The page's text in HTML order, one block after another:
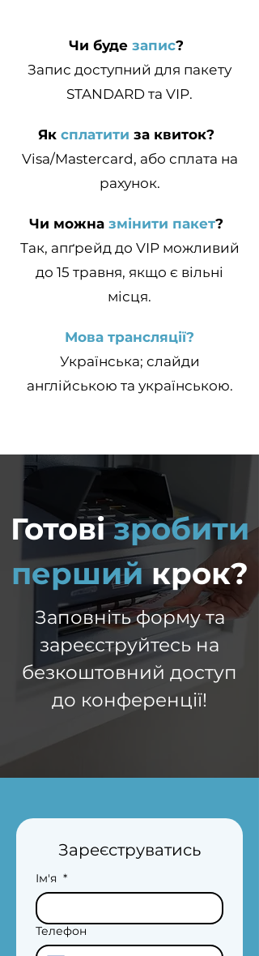
Чи буде запис?
Запис доступний для пакету
STANDARD та VIP.
Як сплатити за квиток?
Visa/Mastercard, або сплата на
рахунок.
Чи можна змінити пакет?
Так, апґрейд до VIP можливий
до 15 травня, якщо є вільні
місця.
Мова трансляції?
Українська; слайди
англійською та українською.
Готовізробити
перший крок?
Заповніть форму та
зареєструйтесь на
безкоштовний доступ
до конференції!
Зареєструватись
Ім'я *
Телефон